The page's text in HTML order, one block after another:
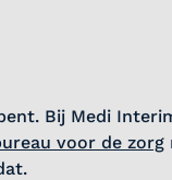
Bij Medi
voor de zorg